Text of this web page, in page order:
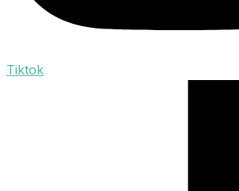
Tiktok